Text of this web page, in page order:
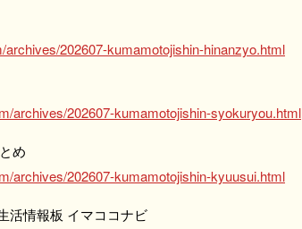
archives/202607-kumamotojishin-hinanzyo.html
archives/202607-kumamotojishin-syokuryou.html
め
archives/202607-kumamotojishin-kyuusui.html
活情報板 イマココナビ